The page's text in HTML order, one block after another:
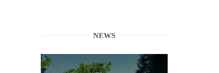
NEWS